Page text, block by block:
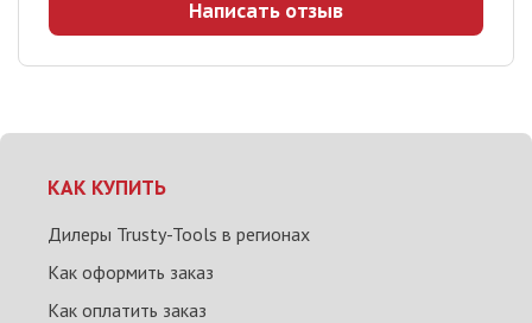
Написать отзыв
КАК КУПИТЬ
Дилеры Trusty-Tools в регионах
Как оформить заказ
Как оплатить заказ